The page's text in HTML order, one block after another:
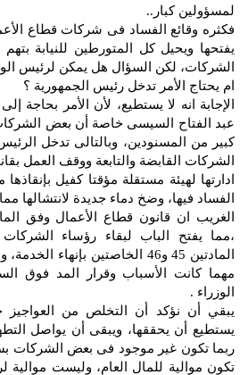
لمسؤولين كبار..
فكثره وقائع الفساد فى شركات قطاع
يفتحها ويحيل كل المتورطين للنيابة بتهم
الشركات، لكن السؤال هل يمكن لرئيس
ام يحتاج الأمر تدخل رئيس الجمهورية ؟
الإجابة انه لا يستطيع، لأن الأمر بحاجة
عبد الفتاح السيسى خاصة أن بعض
كبير من المسنودين، وبالتالى تدخل
ادارتها لهيئة مستقلة مؤقتا كفيل
الفساد فيها، وضخ دماء جديدة لانتشالها
،مما يفتح الباب لبقاء رؤساء
مهما كانت الأسباب وقرار المد فوق
الوزراء .
يبقي أن نؤكد أن التخلص من
يستطيع أن يحققها، ويبقى أن يواصل
ربما تكون غير موجود فى بعض الشركات
تكون موالية للمال العام، وليست موالية